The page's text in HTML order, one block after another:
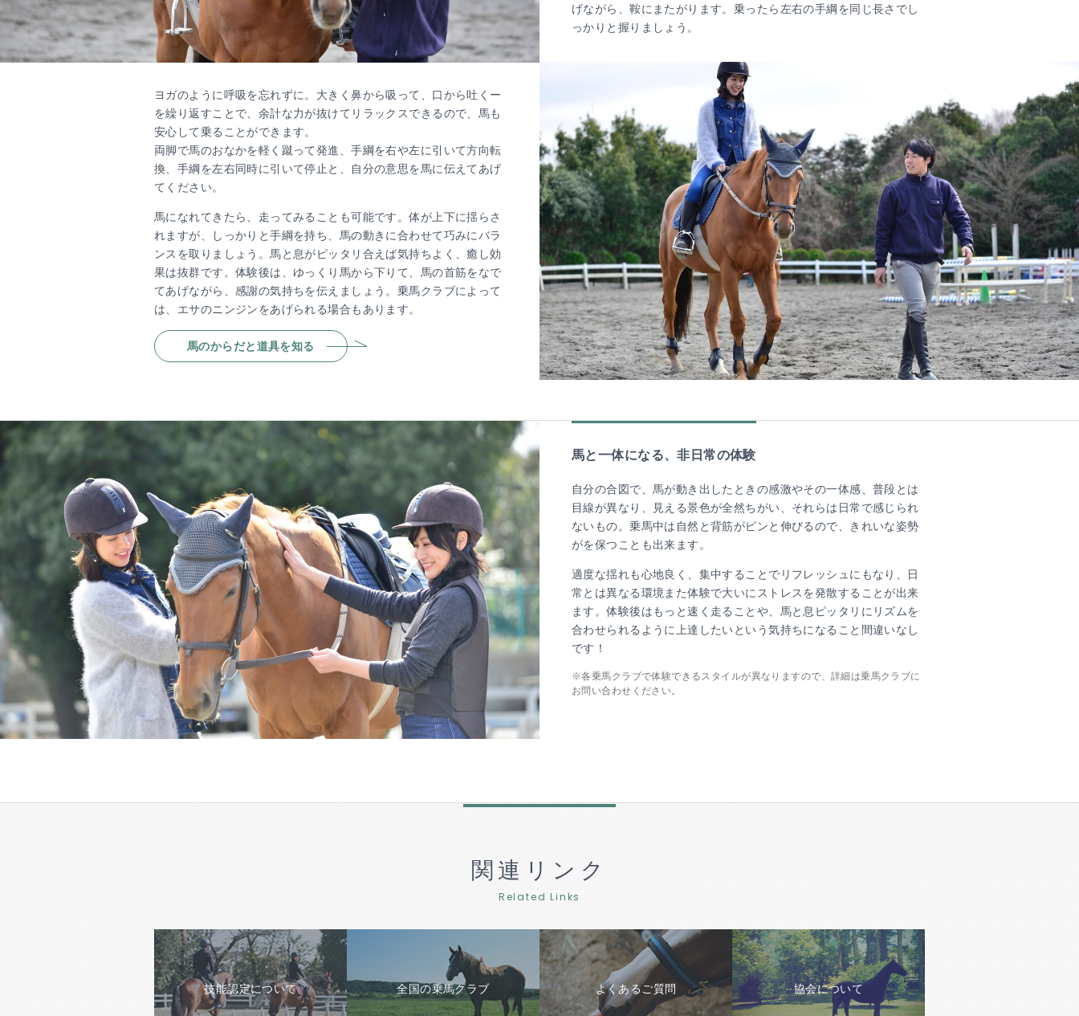
げながら、鞍にまたがります。乗ったら左右の手綱を同じ長さでし
っかりと握りましょう。
ヨガのように呼吸を忘れずに。大きく鼻から吸って、口から吐くー
を繰り返すことで、余計な力が抜けてリラックスできるので、馬も
安心して乗ることができます。
両脚で馬のおなかを軽く蹴って発進、手綱を右や左に引いて方向転
換、手綱を左右同時に引いて停止と、自分の意思を馬に伝えてあげ
てください。
馬になれてきたら、走ってみることも可能です。体が上下に揺らさ
れますが、しっかりと手綱を持ち、馬の動きに合わせて巧みにバラ
ンスを取りましょう。馬と息がピッタリ合えば気持ちよく、癒し効
果は抜群です。体験後は、ゆっくり馬から下りて、馬の首筋をなで
てあげながら、感謝の気持ちを伝えましょう。乗馬クラブによって
は、エサのニンジンをあげられる場合もあります。
馬のからだと道具を知る
馬と一体になる、非日常の体験
自分の合図で、馬が動き出したときの感激やその一体感、普段とは
目線が異なり、見える景色が全然ちがい、それらは日常で感じられ
ないもの。乗馬中は自然と背筋がピンと伸びるので、きれいな姿勢
がを保つことも出来ます。
適度な揺れも心地良く、集中することでリフレッシュにもなり、日
常とは異なる環境また体験で大いにストレスを発散することが出来
ます。体験後はもっと速く走ることや、馬と息ピッタリにリズムを
合わせられるように上達したいという気持ちになること間違いなし
です！
※各乗馬クラブで体験できるスタイルが異なりますので、詳細は乗馬クラブに
お問い合わせください。
関連リンク
Related Links
技能認定について 全国の乗馬クラブ よくあるご質問 協会について